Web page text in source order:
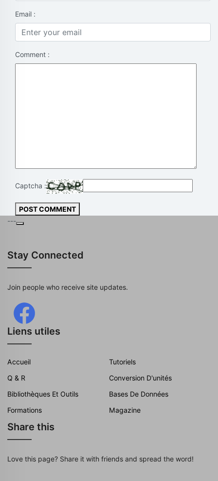
Email :
Comment :
Captcha :
POST COMMENT
---
Stay Connected
Join people who receive site updates.
Liens utiles
Accueil
Tutoriels
Q & R
Conversion D'unités
Bibliothèques Et Outils
Bases De Données
Formations
Magazine
Share this
Love this page? Share it with friends and spread the word!